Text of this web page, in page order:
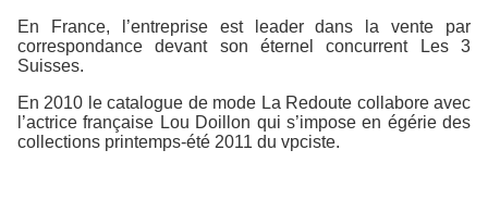
En France, l’entreprise est leader dans la vente par
correspondance devant son éternel concurrent Les 3
Suisses.
En 2010 le catalogue de mode La Redoute collabore avec
l’actrice française Lou Doillon qui s’impose en égérie des
collections printemps-été 2011 du vpciste.